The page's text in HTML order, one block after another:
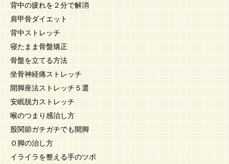
背中の疲れを２分で解消
肩甲骨ダイエット
背中ストレッチ
寝たまま骨盤矯正
骨盤を立てる方法
坐骨神経痛ストレッチ
開脚座法ストレッチ５選
安眠脱力ストレッチ
喉のつまり感治し方
股関節ガチガチでも開脚
Ｏ脚の治し方
イライラを整える手のツボ